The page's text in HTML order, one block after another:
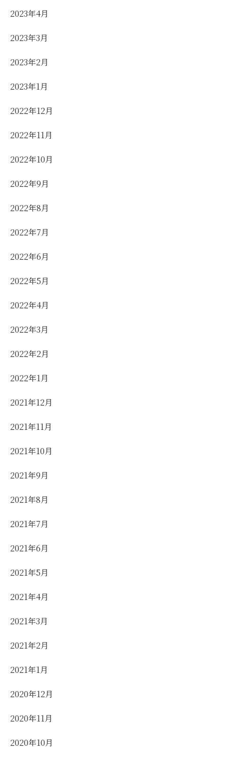
2023年4月
2023年3月
2023年2月
2023年1月
2022年12月
2022年11月
2022年10月
2022年9月
2022年8月
2022年7月
2022年6月
2022年5月
2022年4月
2022年3月
2022年2月
2022年1月
2021年12月
2021年11月
2021年10月
2021年9月
2021年8月
2021年7月
2021年6月
2021年5月
2021年4月
2021年3月
2021年2月
2021年1月
2020年12月
2020年11月
2020年10月